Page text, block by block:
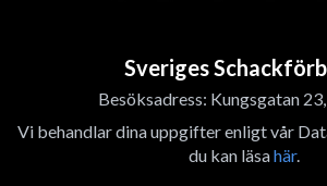
Sveriges
Besöksadress: Kungsgatan
Vi behandlar dina uppgifter enligt vår
du kan läsahär.